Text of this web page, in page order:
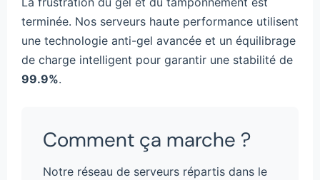
terminée. Nos serveurs haute performance utilisent
une technologie anti-gel avancée et un équilibrage
de charge intelligent pour garantir une stabilité de
99.9%.
Comment ça marche ?
Notre réseau de serveurs répartis dans le